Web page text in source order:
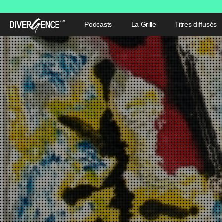
Podcasts La Grille Titres diffusés